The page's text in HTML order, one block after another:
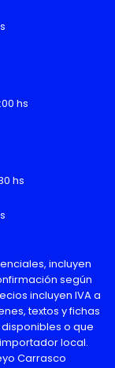
hs
hs
incluyen
según
incluyen IVA a
textos y fichas
o que
local.
Carrasco